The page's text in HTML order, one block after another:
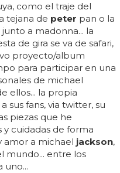
como el traje del
tejana de peter pan o la
a madonna... la
de gira se va de safari,
proyecto/album
para participar en una
de michael
ellos... la propia
sus fans, via twitter, su
piezas que he
y cuidadas de forma
amor a michael jackson,
mundo... entre los
uno...